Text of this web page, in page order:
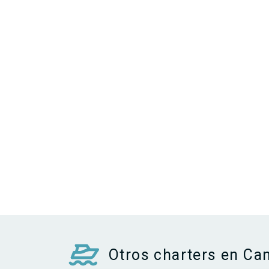
Otros charters en